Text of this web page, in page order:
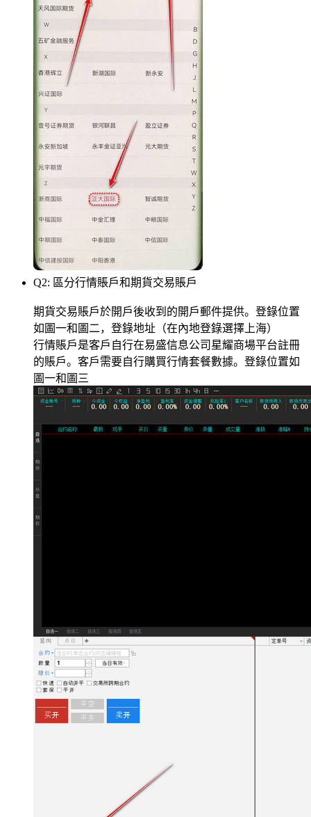
Q2: 區分行情賬戶和期貨交易賬戶
期貨交易賬戶於開戶後收到的開戶郵件提供。登錄位置
如圖一和圖二，登錄地址（在內地登錄選擇上海）
行情賬戶是客戶自行在易盛信息公司星耀商場平台註冊
的賬戶。客戶需要自行購買行情套餐數據。登錄位置如
圖一和圖三